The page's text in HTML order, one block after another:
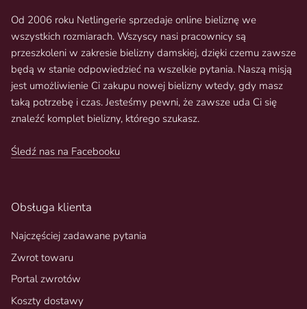
Od 2006 roku Netlingerie sprzedaje online bieliznę we
wszystkich rozmiarach. Wszyscy nasi pracownicy są
przeszkoleni w zakresie bielizny damskiej, dzięki czemu zawsze
będą w stanie odpowiedzieć na wszelkie pytania. Naszą misją
jest umożliwienie Ci zakupu nowej bielizny wtedy, gdy masz
taką potrzebę i czas. Jesteśmy pewni, że zawsze uda Ci się
znaleźć komplet bielizny, którego szukasz.
Śledź nas na Facebooku
Obsługa klienta
Najczęściej zadawane pytania
Zwrot towaru
Portal zwrotów
Koszty dostawy